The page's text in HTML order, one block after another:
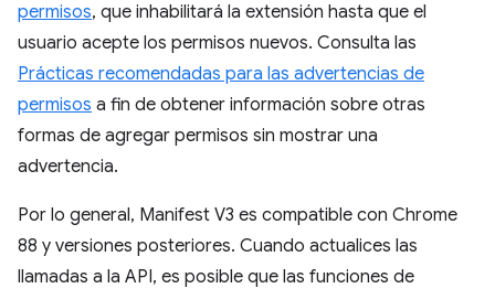
permisos, que inhabilitará la extensión hasta que el
usuario acepte los permisos nuevos. Consulta las
Prácticas recomendadas para las advertencias de
permisos a fin de obtener información sobre otras
formas de agregar permisos sin mostrar una
advertencia.
Por lo general, Manifest V3 es compatible con Chrome
88 y versiones posteriores. Cuando actualices las
llamadas a la API, es posible que las funciones de